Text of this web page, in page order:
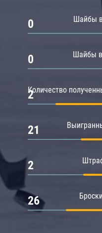
Шайбы
0
Шайбы
0
Количество
2
21
2
26